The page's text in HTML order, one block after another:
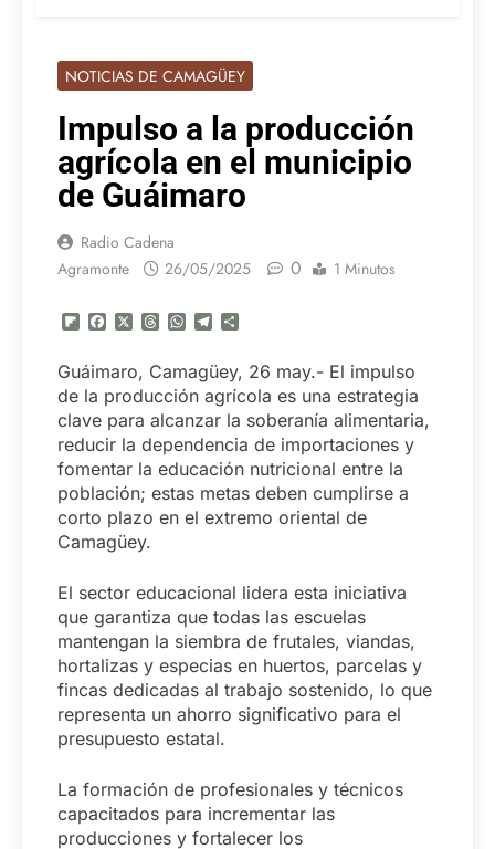
NOTICIAS DE CAMAGÜEY
Impulso a la producción
agrícola en el municipio
de Guáimaro
Radio Cadena
Agramonte
26/05/2025 0 1 Minutos
Flipboard
FacebookThreadsWhatsApp
Telegram
Guáimaro, Camagüey, 26 may.- El impulso
de la producción agrícola es una estrategia
clave para alcanzar la soberanía alimentaria,
reducir la dependencia de importaciones y
fomentar la educación nutricional entre la
población; estas metas deben cumplirse a
corto plazo en el extremo oriental de
Camagüey.
El sector educacional lidera esta iniciativa
que garantiza que todas las escuelas
mantengan la siembra de frutales, viandas,
hortalizas y especias en huertos, parcelas y
fincas dedicadas al trabajo sostenido, lo que
representa un ahorro significativo para el
presupuesto estatal.
La formación de profesionales y técnicos
capacitados para incrementar las
producciones y fortalecer los